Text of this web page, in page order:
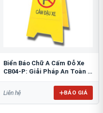
Biển Báo Chữ A Cấm Đỗ Xe
CB04-P: Giải Pháp An Toàn &
Liên hệ BÁO GIÁ